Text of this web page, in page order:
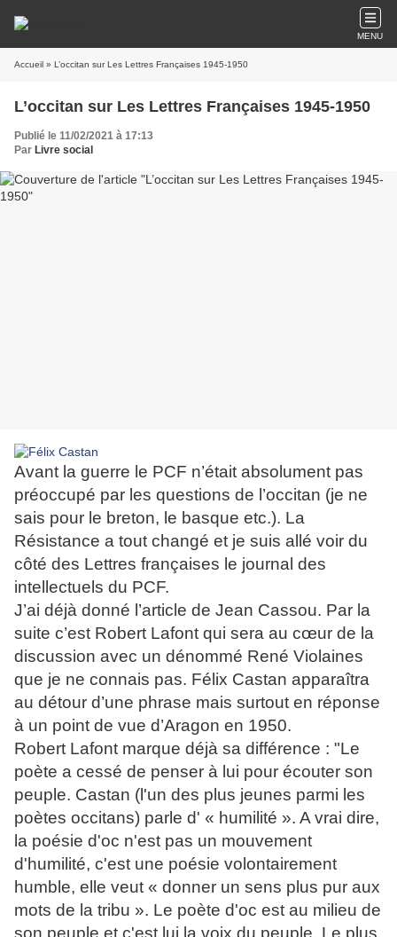
MENU
Accueil » L’occitan sur Les Lettres Françaises 1945-1950
L’occitan sur Les Lettres Françaises 1945-1950
Publié le 11/02/2021 à 17:13
Par Livre social
Avant la guerre le PCF n’était absolument pas
préoccupé par les questions de l’occitan (je ne
sais pour le breton, le basque etc.). La
Résistance a tout changé et je suis allé voir du
côté des Lettres françaises le journal des
intellectuels du PCF.
J’ai déjà donné l’article de Jean Cassou. Par la
suite c’est Robert Lafont qui sera au cœur de la
discussion avec un dénommé René Violaines
que je ne connais pas. Félix Castan apparaîtra
au détour d’une phrase mais surtout en réponse
à un point de vue d’Aragon en 1950.
Robert Lafont marque déjà sa différence : "Le
poète a cessé de penser à lui pour écouter son
peuple. Castan (l'un des plus jeunes parmi les
poètes occitans) parle d' « humilité ». A vrai dire,
la poésie d'oc n'est pas un mouvement
d'humilité, c'est une poésie volontairement
humble, elle veut « donner un sens plus pur aux
mots de la tribu ». Le poète d'oc est au milieu de
son peuple et c'est lui la voix du peuple. Le plus